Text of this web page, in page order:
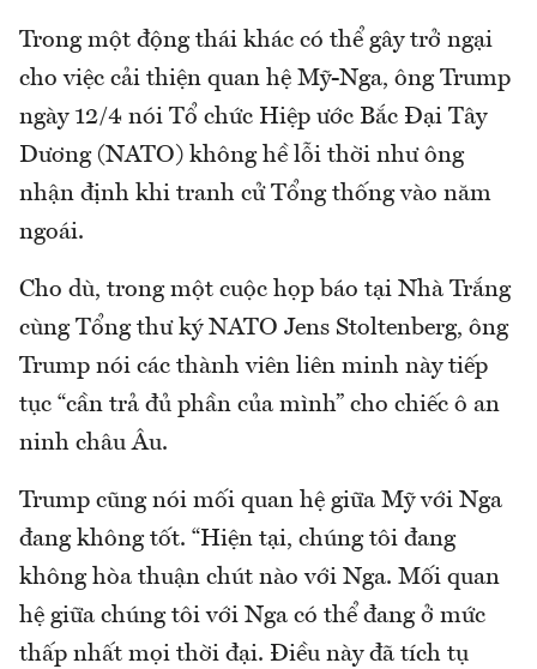
Trong một động thái khác có thể gây trở ngại
cho việc cải thiện quan hệ Mỹ-Nga, ông Trump
ngày 12/4 nói Tổ chức Hiệp ước Bắc Đại Tây
Dương (NATO) không hề lỗi thời như ông
nhận định khi tranh cử Tổng thống vào năm
ngoái.
Cho dù, trong một cuộc họp báo tại Nhà Trắng
cùng Tổng thư ký NATO Jens Stoltenberg, ông
Trump nói các thành viên liên minh này tiếp
tục “cần trả đủ phần của mình” cho chiếc ô an
ninh châu Âu.
Trump cũng nói mối quan hệ giữa Mỹ với Nga
đang không tốt. “Hiện tại, chúng tôi đang
không hòa thuận chút nào với Nga. Mối quan
hệ giữa chúng tôi với Nga có thể đang ở mức
thấp nhất mọi thời đại. Điều này đã tích tụ